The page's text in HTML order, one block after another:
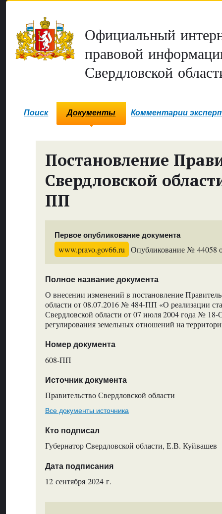
Официальный
правовой
Свердловской
Поиск Документы Комментарии
Постановление
Свердловской
ПП
Первое опубликование документа
www.pravo.gov66.ru Опубликование № 44058
Полное название документа
О внесении изменений в постановление
области от 08.07.2016 № 484-ПП «О реализации
Свердловской области от 07 июля 2004 года № 18-
регулирования земельных отношений на
Номер документа
608-ПП
Источник документа
Правительство Свердловской области
Все документы источника
Кто подписал
Губернатор Свердловской области, Е.В. Куйвашев
Дата подписания
12 сентября 2024 г.